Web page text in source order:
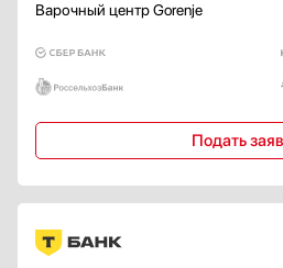
Индикатор остаточного тепла
Переключение на баллонный газ
Варочный центр Gorenje
Подать